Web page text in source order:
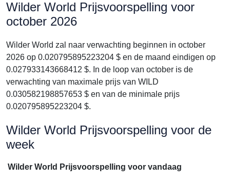
Wilder World Prijsvoorspelling voor
october 2026
Wilder World zal naar verwachting beginnen in october
2026 op 0.020795895223204 $ en de maand eindigen op
0.027933143668412 $. In de loop van october is de
verwachting van maximale prijs van WILD
0.030582198857653 $ en van de minimale prijs
0.020795895223204 $.
Wilder World Prijsvoorspelling voor de
week
Wilder World Prijsvoorspelling voor vandaag